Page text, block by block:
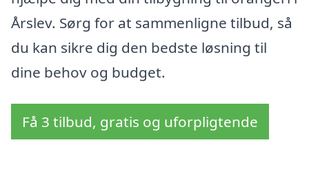
Årslev. Sørg for at sammenligne tilbud, så
du kan sikre dig den bedste løsning til
dine behov og budget.
Få 3 tilbud, gratis og uforpligtende